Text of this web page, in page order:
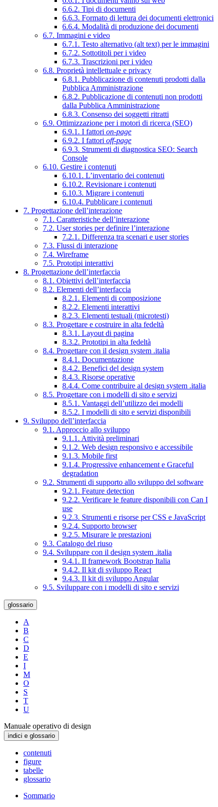
6.6.2. Tipi di documenti
6.6.3. Formato di lettura dei documenti elettronici
6.6.4. Modalità di produzione dei documenti
6.7. Immagini e video
6.7.1. Testo alternativo (alt text) per le immagini
6.7.2. Sottotitoli per i video
6.7.3. Trascrizioni per i video
6.8. Proprietà intellettuale e privacy
6.8.1. Pubblicazione di contenuti prodotti dalla
Pubblica Amministrazione
6.8.2. Pubblicazione di contenuti non prodotti
dalla Pubblica Amministrazione
6.8.3. Consenso dei soggetti ritratti
6.9. Ottimizzazione per i motori di ricerca (SEO)
6.9.1. I fattori on-page
6.9.2. I fattori off-page
6.9.3. Strumenti di diagnostica SEO: Search
Console
6.10. Gestire i contenuti
6.10.1. L’inventario dei contenuti
6.10.2. Revisionare i contenuti
6.10.3. Migrare i contenuti
6.10.4. Pubblicare i contenuti
7. Progettazione dell’interazione
7.1. Caratteristiche dell’interazione
7.2. User stories per definire l’interazione
7.2.1. Differenza tra scenari e user stories
7.3. Flussi di interazione
7.4. Wireframe
7.5. Prototipi interattivi
8. Progettazione dell’interfaccia
8.1. Obiettivi dell’interfaccia
8.2. Elementi dell’interfaccia
8.2.1. Elementi di composizione
8.2.2. Elementi interattivi
8.2.3. Elementi testuali (microtesti)
8.3. Progettare e costruire in alta fedeltà
8.3.1. Layout di pagina
8.3.2. Prototipi in alta fedeltà
8.4. Progettare con il design system .italia
8.4.1. Documentazione
8.4.2. Benefici del design system
8.4.3. Risorse operative
8.4.4. Come contribuire al design system .italia
8.5. Progettare con i modelli di sito e servizi
8.5.1. Vantaggi dell’utilizzo dei modelli
8.5.2. I modelli di sito e servizi disponibili
9. Sviluppo dell’interfaccia
9.1. Approccio allo sviluppo
9.1.1. Attività preliminari
9.1.2. Web design responsivo e accessibile
9.1.3. Mobile first
9.1.4. Progressive enhancement e Graceful
degradation
9.2. Strumenti di supporto allo sviluppo del software
9.2.1. Feature detection
9.2.2. Verificare le feature disponibili con Can I
use
9.2.3. Strumenti e risorse per CSS e JavaScript
9.2.4. Supporto browser
9.2.5. Misurare le prestazioni
9.3. Catalogo del riuso
9.4. Sviluppare con il design system .italia
9.4.1. Il framework Bootstrap Italia
9.4.2. Il kit di sviluppo React
9.4.3. Il kit di sviluppo Angular
9.5. Sviluppare con i modelli di sito e servizi
glossario
A
B
C
D
E
I
M
O
S
T
U
Manuale operativo di design
indici e glossario
contenuti
figure
tabelle
glossario
Sommario